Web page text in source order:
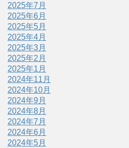
2025年7月
2025年6月
2025年5月
2025年4月
2025年3月
2025年2月
2025年1月
2024年11月
2024年10月
2024年9月
2024年8月
2024年7月
2024年6月
2024年5月